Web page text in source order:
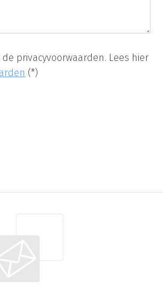
privacyvoorwaarden. Lees hier
(*)